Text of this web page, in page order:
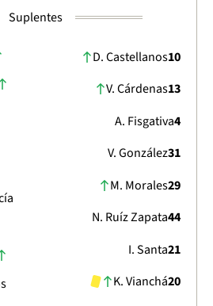
Suplentes
10
D. Castellanos
13
V. Cárdenas
4
A. Fisgativa
31
V. González
29
M. Morales
44
N. Ruíz Zapata
21
I. Santa
20
K. Vianchá